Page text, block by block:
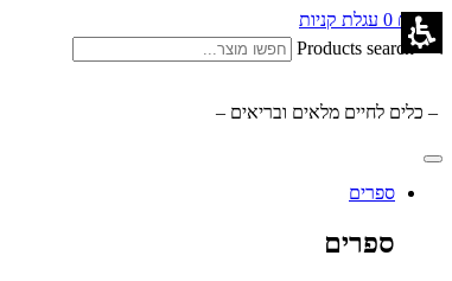
₪ 0.00
0 עגלת קניות
Products search
– כלים לחיים מלאים ובריאים –
ספרים
ספרים